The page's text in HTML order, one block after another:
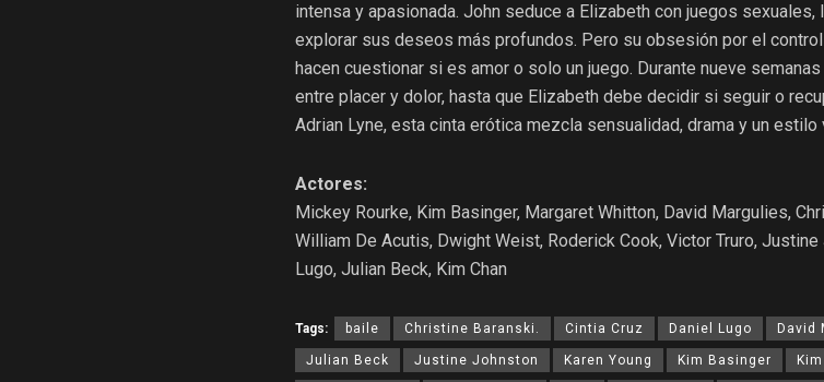
intensa y apasionada. John seduce a Elizabeth con juegos
explorar sus deseos más profundos. Pero su obsesión por el
hacen cuestionar si es amor o solo un juego. Durante nueve
entre placer y dolor, hasta que Elizabeth debe decidir si seguir o
Adrian Lyne, esta cinta erótica mezcla sensualidad, drama y un
Actores:
Mickey Rourke, Kim Basinger, Margaret Whitton, David Margulies,
William De Acutis, Dwight Weist, Roderick Cook, Victor Truro,
Lugo, Julian Beck, Kim Chan
Tags: baile Christine Baranski. Cintia Cruz Daniel Lugo David
Julian Beck Justine Johnston Karen Young Kim Basinger